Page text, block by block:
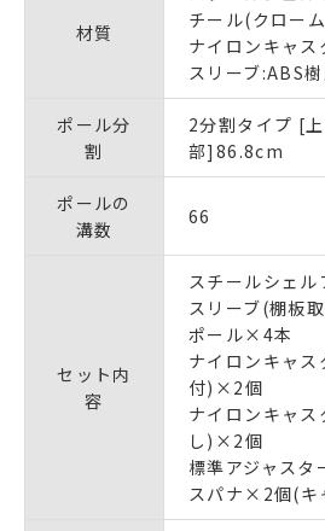
材質
チール(クロー
ナイロンキャ
スリーブ:ABS
ポール分
割
2分割タイプ [
部]86.8cm
ポールの
溝数
66
セット内
容
スチールシェ
スリーブ(棚板
ポール×4本
ナイロンキャ
付)×2個
ナイロンキャ
し)×2個
標準アジャス
スパナ×2個(キ